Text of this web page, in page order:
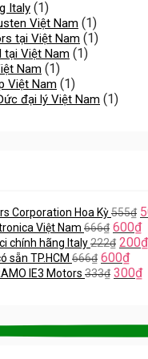
Italy (1)
Việt Nam (1)
tại Việt Nam (1)
tại Việt Nam (1)
Nam (1)
Việt Nam (1)
đại lý Việt Nam (1)
Corporation Hoa Kỳ555₫
Việt Nam 666₫ 600₫
chính hãng Italy222₫ 200₫
sẵn TP.HCM 666₫ 600₫
IE3 Motors 333₫ 300₫